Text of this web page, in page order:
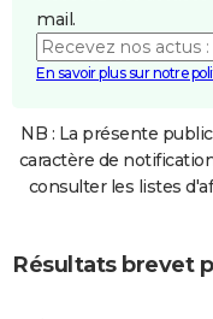
mail.
En savoir plus sur notre
NB : La présente
caractère de
consulter les listes
Résultats brevet